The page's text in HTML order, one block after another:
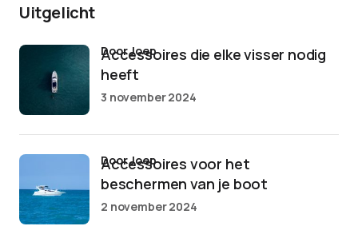
Uitgelicht
Accessoires die elke visser nodig
heeft
door Joep
3 november 2024
Accessoires voor het
beschermen van je boot
door Joep
2 november 2024